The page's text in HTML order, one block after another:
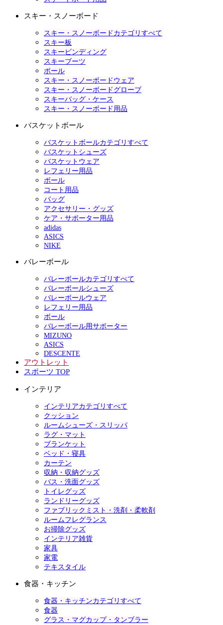
スキー・スノーボード
スキー・スノーボードカテゴリすべて
スキー板
スキービンディング
スキーブーツ
ポール
スキー・スノーボードウェア
スキー・スノーボードグローブ
スキーバッグ・ケース
スキー・スノーボード用品
バスケットボール
バスケットボールカテゴリすべて
バスケットシューズ
バスケットウェア
レフェリー用品
ボール
コート用品
バッグ
アクセサリー・グッズ
ケア・サポーター用品
adidas
ASICS
NIKE
バレーボール
バレーボールカテゴリすべて
バレーボールシューズ
バレーボールウェア
レフェリー用品
ボール
バレーボール用サポーター
MIZUNO
ASICS
DESCENTE
アウトレット
スポーツ TOP
インテリア
インテリアカテゴリすべて
クッション
ルームシューズ・スリッパ
ラグ・マット
ブランケット
ベッド・寝具
カーテン
収納・収納グッズ
バス・洗面グッズ
トイレグッズ
ランドリーグッズ
ファブリックミスト・洗剤・柔軟剤
ルームフレグランス
お掃除グッズ
インテリア雑貨
家具
家電
テキスタイル
食器・キッチン
食器・キッチンカテゴリすべて
食器
グラス・マグカップ・タンブラー